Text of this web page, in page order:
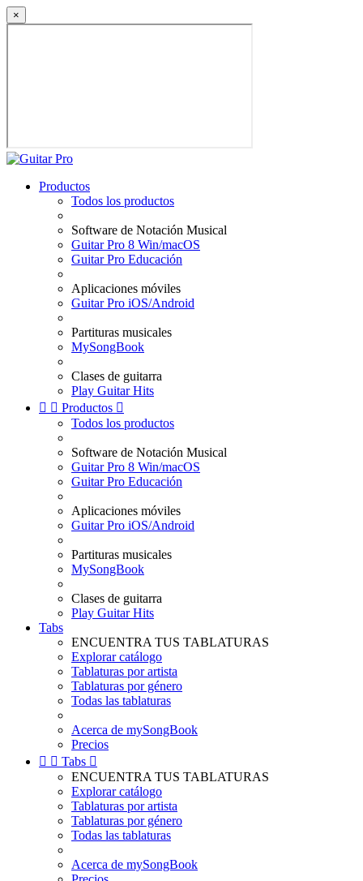
×
Productos
Todos los productos
Software de Notación Musical
Guitar Pro 8 Win/macOS
Guitar Pro Educación
Aplicaciones móviles
Guitar Pro iOS/Android
Partituras musicales
MySongBook
Clases de guitarra
Play Guitar Hits
  Productos 
Todos los productos
Software de Notación Musical
Guitar Pro 8 Win/macOS
Guitar Pro Educación
Aplicaciones móviles
Guitar Pro iOS/Android
Partituras musicales
MySongBook
Clases de guitarra
Play Guitar Hits
Tabs
ENCUENTRA TUS TABLATURAS
Explorar catálogo
Tablaturas por artista
Tablaturas por género
Todas las tablaturas
Acerca de mySongBook
Precios
  Tabs 
ENCUENTRA TUS TABLATURAS
Explorar catálogo
Tablaturas por artista
Tablaturas por género
Todas las tablaturas
Acerca de mySongBook